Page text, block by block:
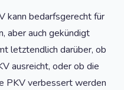
kann bedarfsgerecht für
aber auch gekündigt
letztendlich darüber, ob
ausreicht, oder ob die
PKV verbessert werden